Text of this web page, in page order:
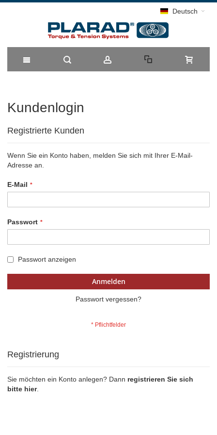
Deutsch
Kundenlogin
Registrierte Kunden
Wenn Sie ein Konto haben, melden Sie sich mit Ihrer E-Mail-
Adresse an.
E-Mail
Passwort
Passwort anzeigen
Anmelden
Passwort vergessen?
Registrierung
Sie möchten ein Konto anlegen? Dann registrieren Sie sich
bitte hier.